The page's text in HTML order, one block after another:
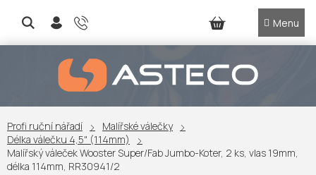
NÁKUPNÍ
KOŠÍK
Profi ruční nářadí
Malířské válečky
Délka válečku 4,5" (114mm)
Malířský váleček Wooster Super/Fab Jumbo-Koter, 2 ks, vlas 19mm,
délka 114mm, RR30941/2